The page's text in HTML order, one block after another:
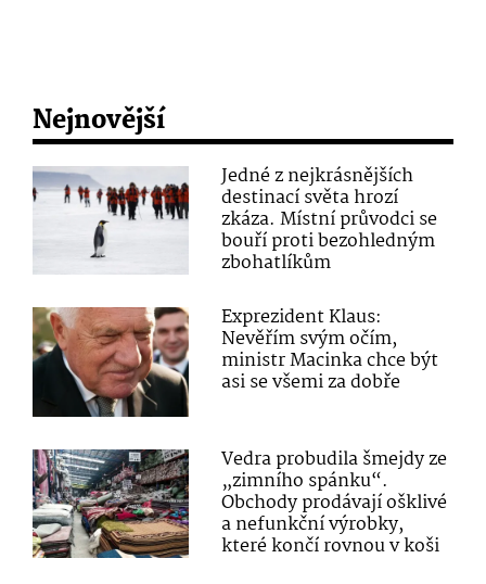
Nejnovější
Jedné z nejkrásnějších
destinací světa hrozí
zkáza. Místní průvodci se
bouří proti bezohledným
zbohatlíkům
Exprezident Klaus:
Nevěřím svým očím,
ministr Macinka chce být
asi se všemi za dobře
Vedra probudila šmejdy ze
„zimního spánku“.
Obchody prodávají ošklivé
a nefunkční výrobky,
které končí rovnou v koši